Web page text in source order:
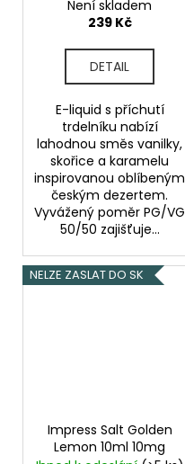
Není skladem
239 Kč
DETAIL
E-liquid s příchutí
trdelníku nabízí
lahodnou směs vanilky,
skořice a karamelu
inspirovanou oblíbeným
českým dezertem.
Vyvážený poměr PG/VG
50/50 zajišťuje...
NELZE ZASLAT DO SK
Impress Salt Golden
Lemon 10ml 10mg